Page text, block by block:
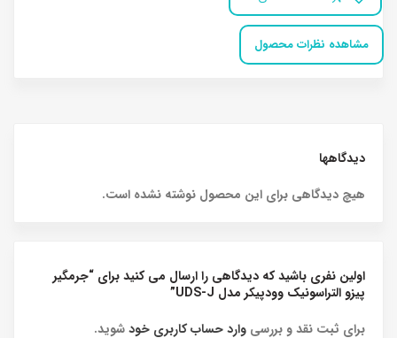
مشاهده نظرات محصول
دیدگاهها
هیچ دیدگاهی برای این محصول نوشته نشده است.
اولین نفری باشید که دیدگاهی را ارسال می کنید برای “جرمگیر
پیزو التراسونیک وودپیکر مدل UDS-J”
برای ثبت نقد و بررسی وارد حساب کاربری خودشوید.